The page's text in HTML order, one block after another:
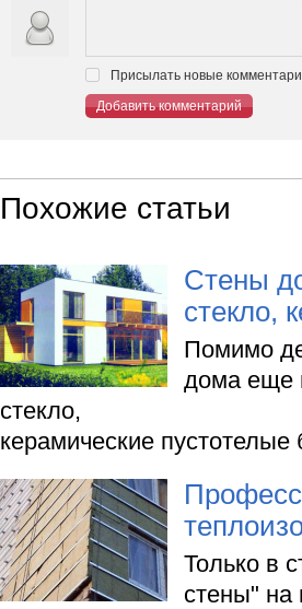
Присылать новые
Добавить комментарий
Похожие статьи
Стены
стекло,
Помимо
дома еще
стекло,
керамические пустотелые
Только в
стены" на